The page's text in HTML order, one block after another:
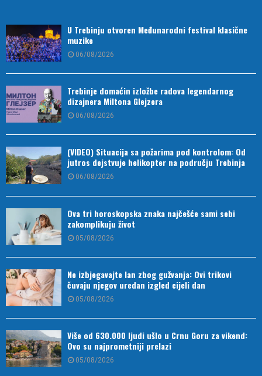
U Trebinju otvoren Međunarodni festival klasične
muzike
06/08/2026
Trebinje domaćin izložbe radova legendarnog
dizajnera Miltona Glejzera
06/08/2026
(VIDEO) Situacija sa požarima pod kontrolom: Od
jutros dejstvuje helikopter na području Trebinja
06/08/2026
Ova tri horoskopska znaka najčešće sami sebi
zakomplikuju život
05/08/2026
Ne izbjegavajte lan zbog gužvanja: Ovi trikovi
čuvaju njegov uredan izgled cijeli dan
05/08/2026
Više od 630.000 ljudi ušlo u Crnu Goru za vikend:
Ovo su najprometniji prelazi
05/08/2026